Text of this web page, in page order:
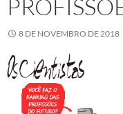
8 DE NOVEMBRO DE 2018